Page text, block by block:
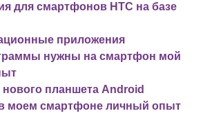
для смартфонов HTC на базе
приложения
нужны на смартфон мой
нового планшета Android
моем смартфоне личный опыт